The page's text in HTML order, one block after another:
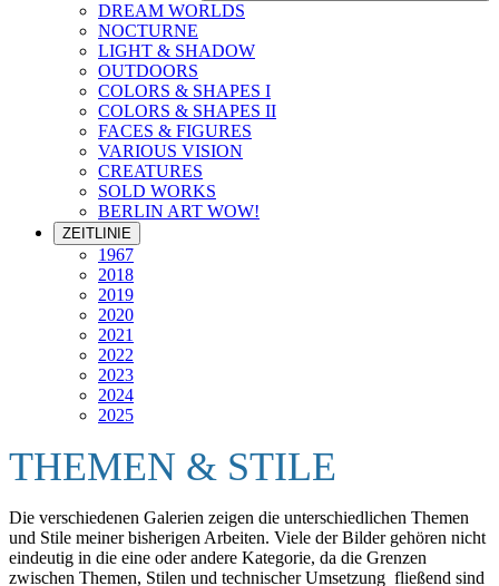
DREAM WORLDS
NOCTURNE
LIGHT & SHADOW
OUTDOORS
COLORS & SHAPES I
COLORS & SHAPES II
FACES & FIGURES
VARIOUS VISION
CREATURES
SOLD WORKS
BERLIN ART WOW!
ZEITLINIE
1967
2018
2019
2020
2021
2022
2023
2024
2025
THEMEN & STILE
Die verschiedenen Galerien zeigen die unterschiedlichen Themen
und Stile meiner bisherigen Arbeiten. Viele der Bilder gehören nicht
eindeutig in die eine oder andere Kategorie, da die Grenzen
zwischen Themen, Stilen und technischer Umsetzung fließend sind